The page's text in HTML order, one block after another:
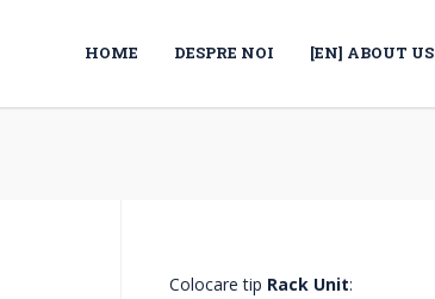
HOME DESPRE NOI [EN] ABOUT US
Colocare tip Rack Unit: